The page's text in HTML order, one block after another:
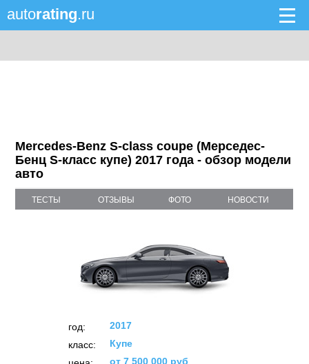
autorating.ru
Mercedes-Benz S-class coupe (Мерседес-
Бенц S-класс купе) 2017 года - обзор модели
авто
ТЕСТЫ ОТЗЫВЫ ФОТО НОВОСТИ
год:
2017
класс:
Купе
от 7 500 000 руб